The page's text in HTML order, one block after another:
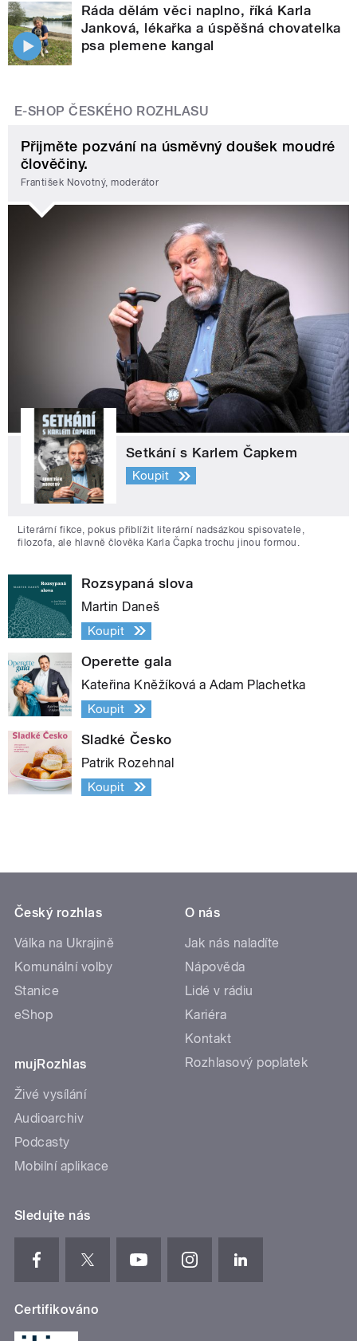
Ráda dělám věci naplno, říká Karla
Janková, lékařka a úspěšná chovatelka
psa plemene kangal
E-SHOP ČESKÉHO ROZHLASU
Přijměte pozvání na úsměvný doušek moudré
člověčiny.
František Novotný, moderátor
Setkání s Karlem Čapkem
Koupit
Literární fikce, pokus přiblížit literární nadsázkou spisovatele,
filozofa, ale hlavně člověka Karla Čapka trochu jinou formou.
Rozsypaná slova
Martin Daneš
Koupit
Operette gala
Kateřina Kněžíková a Adam Plachetka
Koupit
Sladké Česko
Patrik Rozehnal
Koupit
Český rozhlas
Válka na Ukrajině
Komunální volby
Stanice
eShop
mujRozhlas
Živé vysílání
Audioarchiv
Podcasty
Mobilní aplikace
O nás
Jak nás naladíte
Nápověda
Lidé v rádiu
Kariéra
Kontakt
Rozhlasový poplatek
Sledujte nás
Certifikováno